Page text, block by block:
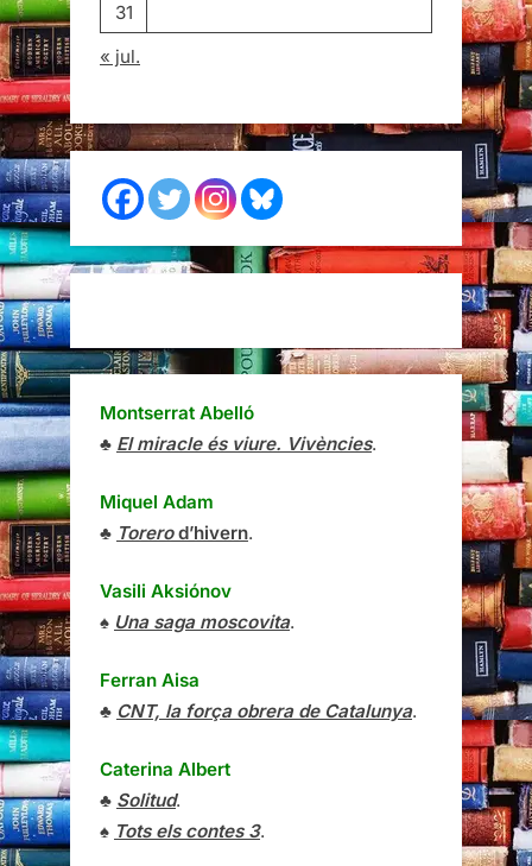
31
« jul.
Montserrat Abelló
♣ El miracle és viure. Vivències.
Miquel Adam
♣ Torerod’hivern.
Vasili Aksiónov
♠ Una saga moscovita.
Ferran Aisa
♣ CNT, la força obrera de Catalunya.
Caterina Albert
♣ Solitud.
♠ Tots els contes 3.